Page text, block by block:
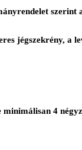
jégszekrény,
4